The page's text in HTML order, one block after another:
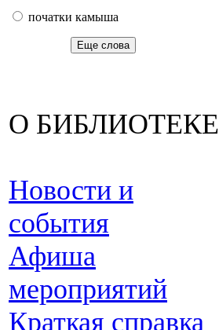
початки камыша
Еще слова
О БИБЛИОТЕКЕ
Новости и
события
Афиша
мероприятий
Краткая справка